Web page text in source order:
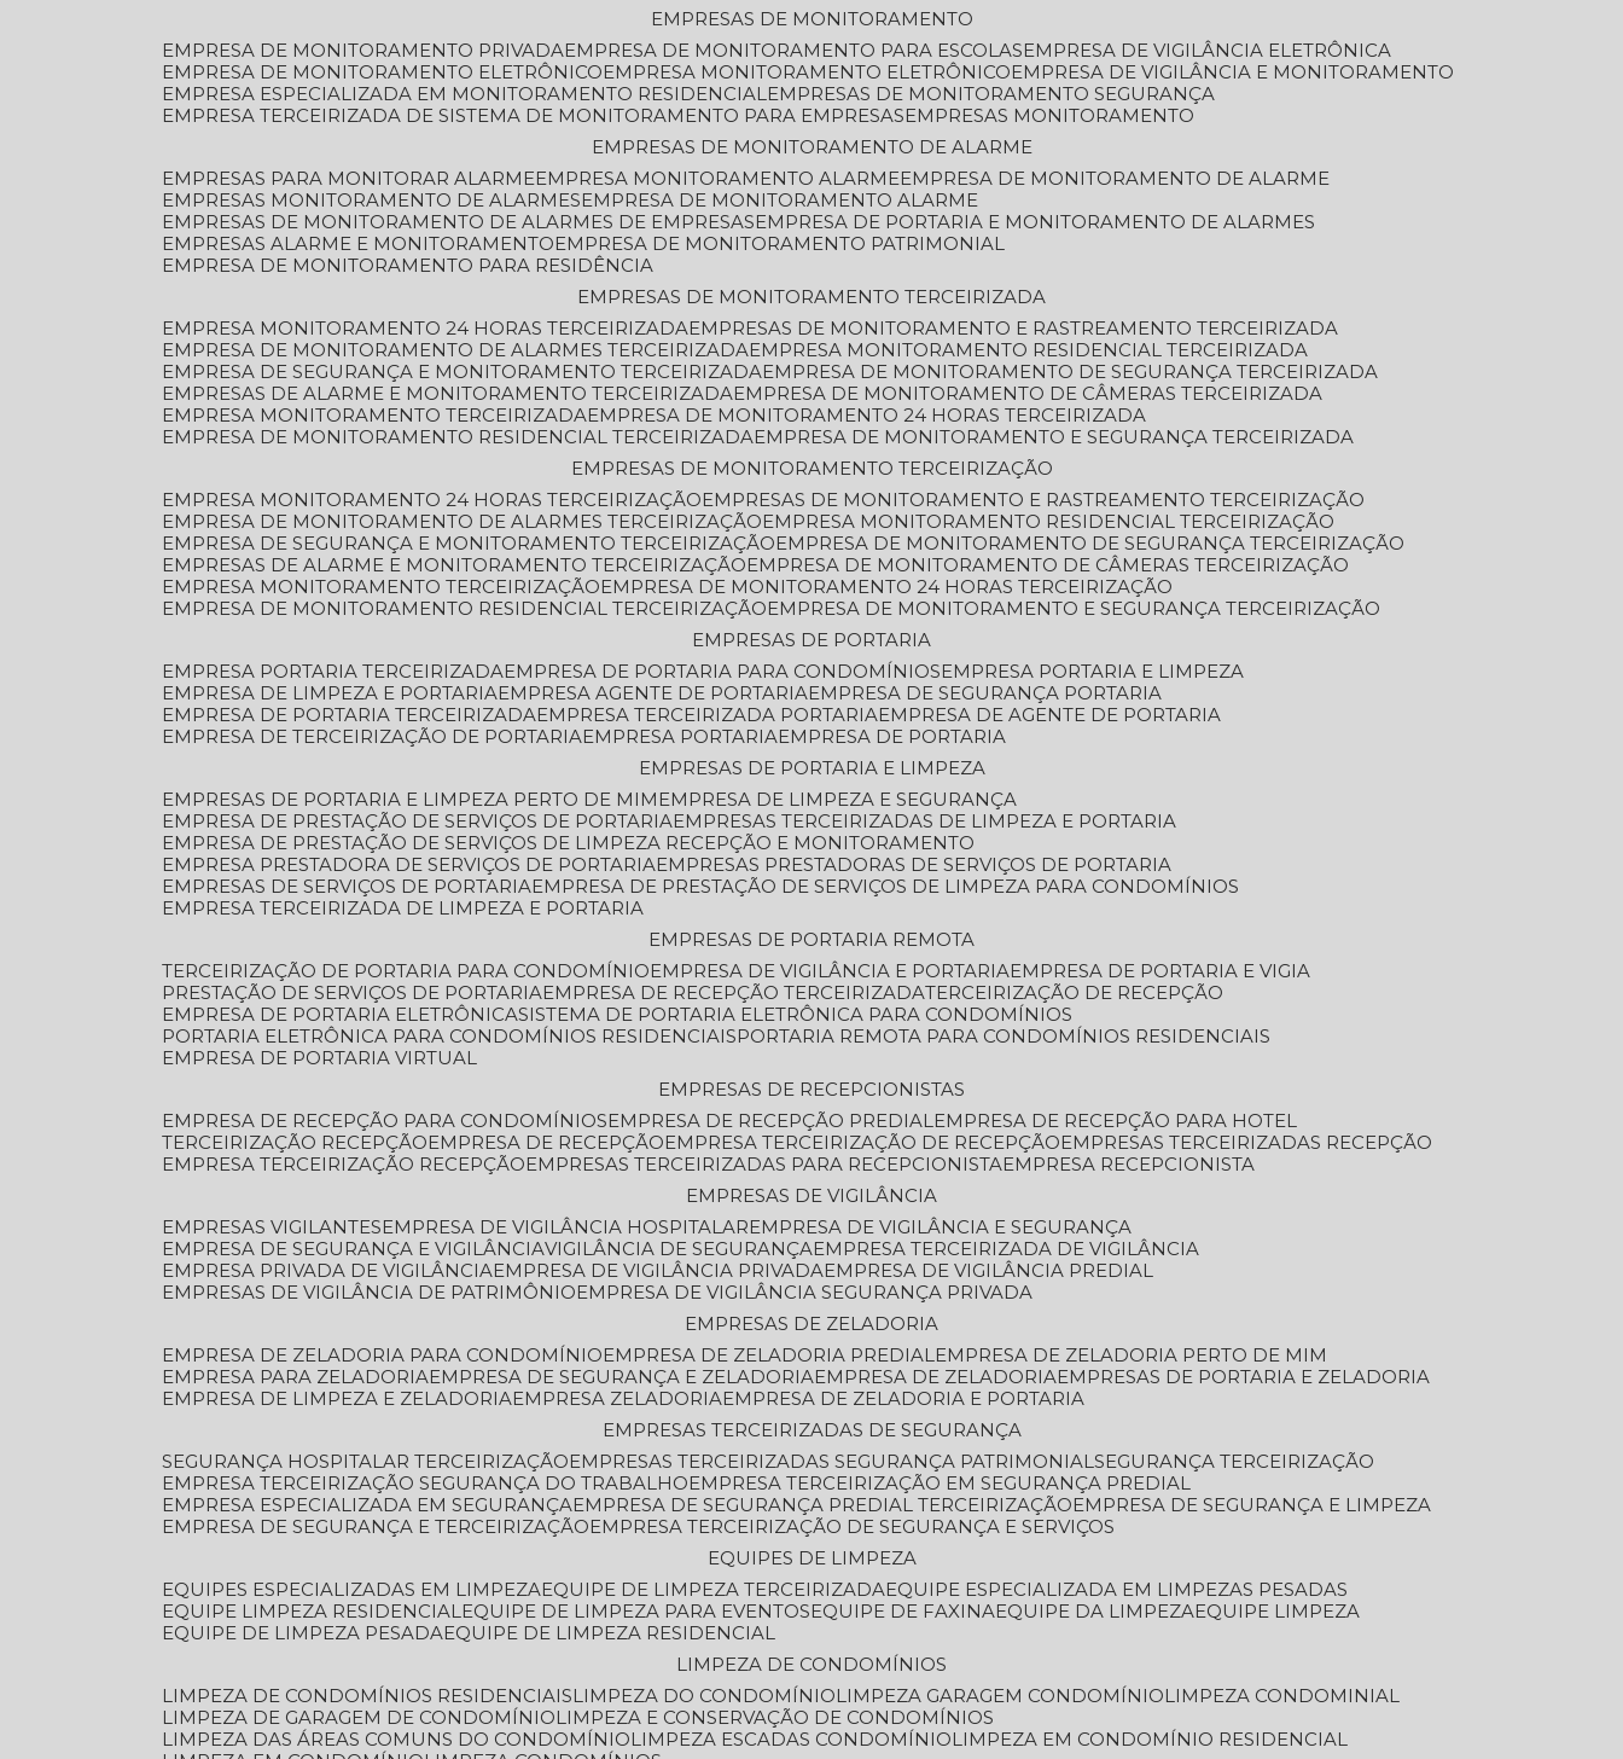
EMPRESAS DE MONITORAMENTO
EMPRESA DE MONITORAMENTO PRIVADA
EMPRESA DE MONITORAMENTO PARA ESCOLAS
EMPRESA DE VIGILÂNCIA ELETRÔNICA
EMPRESA DE MONITORAMENTO ELETRÔNICO
EMPRESA MONITORAMENTO ELETRÔNICO
EMPRESA DE VIGILÂNCIA E MONITORAMENTO
EMPRESA ESPECIALIZADA EM MONITORAMENTO RESIDENCIAL
EMPRESAS DE MONITORAMENTO SEGURANÇA
EMPRESA TERCEIRIZADA DE SISTEMA DE MONITORAMENTO PARA EMPRESAS
EMPRESAS MONITORAMENTO
EMPRESAS DE MONITORAMENTO DE ALARME
EMPRESAS PARA MONITORAR ALARME
EMPRESA MONITORAMENTO ALARME
EMPRESA DE MONITORAMENTO DE ALARME
EMPRESAS MONITORAMENTO DE ALARMES
EMPRESA DE MONITORAMENTO ALARME
EMPRESAS DE MONITORAMENTO DE ALARMES DE EMPRESAS
EMPRESA DE PORTARIA E MONITORAMENTO DE ALARMES
EMPRESAS ALARME E MONITORAMENTO
EMPRESA DE MONITORAMENTO PATRIMONIAL
EMPRESA DE MONITORAMENTO PARA RESIDÊNCIA
EMPRESAS DE MONITORAMENTO TERCEIRIZADA
EMPRESA MONITORAMENTO 24 HORAS TERCEIRIZADA
EMPRESAS DE MONITORAMENTO E RASTREAMENTO TERCEIRIZADA
EMPRESA DE MONITORAMENTO DE ALARMES TERCEIRIZADA
EMPRESA MONITORAMENTO RESIDENCIAL TERCEIRIZADA
EMPRESA DE SEGURANÇA E MONITORAMENTO TERCEIRIZADA
EMPRESA DE MONITORAMENTO DE SEGURANÇA TERCEIRIZADA
EMPRESAS DE ALARME E MONITORAMENTO TERCEIRIZADA
EMPRESA DE MONITORAMENTO DE CÂMERAS TERCEIRIZADA
EMPRESA MONITORAMENTO TERCEIRIZADA
EMPRESA DE MONITORAMENTO 24 HORAS TERCEIRIZADA
EMPRESA DE MONITORAMENTO RESIDENCIAL TERCEIRIZADA
EMPRESA DE MONITORAMENTO E SEGURANÇA TERCEIRIZADA
EMPRESAS DE MONITORAMENTO TERCEIRIZAÇÃO
EMPRESA MONITORAMENTO 24 HORAS TERCEIRIZAÇÃO
EMPRESAS DE MONITORAMENTO E RASTREAMENTO TERCEIRIZAÇÃO
EMPRESA DE MONITORAMENTO DE ALARMES TERCEIRIZAÇÃO
EMPRESA MONITORAMENTO RESIDENCIAL TERCEIRIZAÇÃO
EMPRESA DE SEGURANÇA E MONITORAMENTO TERCEIRIZAÇÃO
EMPRESA DE MONITORAMENTO DE SEGURANÇA TERCEIRIZAÇÃO
EMPRESAS DE ALARME E MONITORAMENTO TERCEIRIZAÇÃO
EMPRESA DE MONITORAMENTO DE CÂMERAS TERCEIRIZAÇÃO
EMPRESA MONITORAMENTO TERCEIRIZAÇÃO
EMPRESA DE MONITORAMENTO 24 HORAS TERCEIRIZAÇÃO
EMPRESA DE MONITORAMENTO RESIDENCIAL TERCEIRIZAÇÃO
EMPRESA DE MONITORAMENTO E SEGURANÇA TERCEIRIZAÇÃO
EMPRESAS DE PORTARIA
EMPRESA PORTARIA TERCEIRIZADA
EMPRESA DE PORTARIA PARA CONDOMÍNIOS
EMPRESA PORTARIA E LIMPEZA
EMPRESA DE LIMPEZA E PORTARIA
EMPRESA AGENTE DE PORTARIA
EMPRESA DE SEGURANÇA PORTARIA
EMPRESA DE PORTARIA TERCEIRIZADA
EMPRESA TERCEIRIZADA PORTARIA
EMPRESA DE AGENTE DE PORTARIA
EMPRESA DE TERCEIRIZAÇÃO DE PORTARIA
EMPRESA PORTARIA
EMPRESA DE PORTARIA
EMPRESAS DE PORTARIA E LIMPEZA
EMPRESAS DE PORTARIA E LIMPEZA PERTO DE MIM
EMPRESA DE LIMPEZA E SEGURANÇA
EMPRESA DE PRESTAÇÃO DE SERVIÇOS DE PORTARIA
EMPRESAS TERCEIRIZADAS DE LIMPEZA E PORTARIA
EMPRESA DE PRESTAÇÃO DE SERVIÇOS DE LIMPEZA RECEPÇÃO E MONITORAMENTO
EMPRESA PRESTADORA DE SERVIÇOS DE PORTARIA
EMPRESAS PRESTADORAS DE SERVIÇOS DE PORTARIA
EMPRESAS DE SERVIÇOS DE PORTARIA
EMPRESA DE PRESTAÇÃO DE SERVIÇOS DE LIMPEZA PARA CONDOMÍNIOS
EMPRESA TERCEIRIZADA DE LIMPEZA E PORTARIA
EMPRESAS DE PORTARIA REMOTA
TERCEIRIZAÇÃO DE PORTARIA PARA CONDOMÍNIO
EMPRESA DE VIGILÂNCIA E PORTARIA
EMPRESA DE PORTARIA E VIGIA
PRESTAÇÃO DE SERVIÇOS DE PORTARIA
EMPRESA DE RECEPÇÃO TERCEIRIZADA TERCEIRIZAÇÃO DE RECEPÇÃO
EMPRESA DE PORTARIA ELETRÔNICA SISTEMA DE PORTARIA ELETRÔNICA PARA CONDOMÍNIOS
PORTARIA ELETRÔNICA PARA CONDOMÍNIOS RESIDENCIAIS
PORTARIA REMOTA PARA CONDOMÍNIOS RESIDENCIAIS
EMPRESA DE PORTARIA VIRTUAL
EMPRESAS DE RECEPCIONISTAS
EMPRESA DE RECEPÇÃO PARA CONDOMÍNIOS
EMPRESA DE RECEPÇÃO PREDIAL
EMPRESA DE RECEPÇÃO PARA HOTEL
TERCEIRIZAÇÃO RECEPÇÃO
EMPRESA DE RECEPÇÃO EMPRESA TERCEIRIZAÇÃO DE RECEPÇÃO
EMPRESAS TERCEIRIZADAS RECEPÇÃO
EMPRESA TERCEIRIZAÇÃO RECEPÇÃO
EMPRESAS TERCEIRIZADAS PARA RECEPCIONISTA
EMPRESA RECEPCIONISTA
EMPRESAS DE VIGILÂNCIA
EMPRESAS VIGILANTES
EMPRESA DE VIGILÂNCIA HOSPITALAR
EMPRESA DE VIGILÂNCIA E SEGURANÇA
EMPRESA DE SEGURANÇA E VIGILÂNCIA VIGILÂNCIA DE SEGURANÇA
EMPRESA TERCEIRIZADA DE VIGILÂNCIA
EMPRESA PRIVADA DE VIGILÂNCIA
EMPRESA DE VIGILÂNCIA PRIVADA
EMPRESA DE VIGILÂNCIA PREDIAL
EMPRESAS DE VIGILÂNCIA DE PATRIMÔNIO
EMPRESA DE VIGILÂNCIA SEGURANÇA PRIVADA
EMPRESAS DE ZELADORIA
EMPRESA DE ZELADORIA PARA CONDOMÍNIO
EMPRESA DE ZELADORIA PREDIAL
EMPRESA DE ZELADORIA PERTO DE MIM
EMPRESA PARA ZELADORIA
EMPRESA DE SEGURANÇA E ZELADORIA EMPRESA DE ZELADORIA
EMPRESAS DE PORTARIA E ZELADORIA
EMPRESA DE LIMPEZA E ZELADORIA
EMPRESA ZELADORIA
EMPRESA DE ZELADORIA E PORTARIA
EMPRESAS TERCEIRIZADAS DE SEGURANÇA
SEGURANÇA HOSPITALAR TERCEIRIZAÇÃO
EMPRESAS TERCEIRIZADAS SEGURANÇA PATRIMONIAL SEGURANÇA TERCEIRIZAÇÃO
EMPRESA TERCEIRIZAÇÃO SEGURANÇA DO TRABALHO
EMPRESA TERCEIRIZAÇÃO EM SEGURANÇA PREDIAL
EMPRESA ESPECIALIZADA EM SEGURANÇA
EMPRESA DE SEGURANÇA PREDIAL TERCEIRIZAÇÃO
EMPRESA DE SEGURANÇA E LIMPEZA
EMPRESA DE SEGURANÇA E TERCEIRIZAÇÃO
EMPRESA TERCEIRIZAÇÃO DE SEGURANÇA E SERVIÇOS
EQUIPES DE LIMPEZA
EQUIPES ESPECIALIZADAS EM LIMPEZA EQUIPE DE LIMPEZA TERCEIRIZADA EQUIPE ESPECIALIZADA EM LIMPEZAS PESADAS
EQUIPE LIMPEZA RESIDENCIAL EQUIPE DE LIMPEZA PARA EVENTOS EQUIPE DE FAXINA EQUIPE DA LIMPEZA EQUIPE LIMPEZA
EQUIPE DE LIMPEZA PESADA EQUIPE DE LIMPEZA RESIDENCIAL
LIMPEZA DE CONDOMÍNIOS
LIMPEZA DE CONDOMÍNIOS RESIDENCIAIS
LIMPEZA DO CONDOMÍNIO LIMPEZA GARAGEM CONDOMÍNIO
LIMPEZA CONDOMINIAL
LIMPEZA DE GARAGEM DE CONDOMÍNIO
LIMPEZA E CONSERVAÇÃO DE CONDOMÍNIOS
LIMPEZA DAS ÁREAS COMUNS DO CONDOMÍNIO
LIMPEZA ESCADAS CONDOMÍNIO
LIMPEZA EM CONDOMÍNIO RESIDENCIAL